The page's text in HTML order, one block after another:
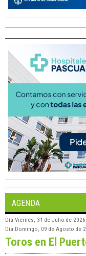
AGENDA
Día Viernes, 31 de Julio de 2026
Día Domingo, 09 de Agosto de
Toros en El